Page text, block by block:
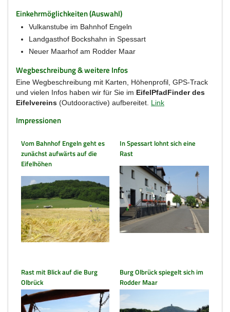
Einkehrmöglichkeiten (Auswahl)
Vulkanstube im Bahnhof Engeln
Landgasthof Bockshahn in Spessart
Neuer Maarhof am Rodder Maar
Wegbeschreibung & weitere Infos
Eine Wegbeschreibung mit Karten, Höhenprofil, GPS-Track
und vielen Infos haben wir für Sie im EifelPfadFinder des
Eifelvereins (Outdooractive) aufbereitet. Link
Impressionen
Vom Bahnhof Engeln geht es
zunächst aufwärts auf die
Eifelhöhen
In Spessart lohnt sich eine
Rast
Rast mit Blick auf die Burg
Olbrück
Burg Olbrück spiegelt sich im
Rodder Maar